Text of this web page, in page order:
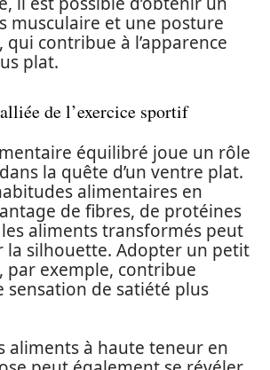
musculaire et une posture
qui contribue à l’apparence
plat.
de l’exercice sportif
équilibré joue un rôle
la quête d’un ventre plat.
alimentaires en
de fibres, de protéines
aliments transformés peut
la silhouette. Adopter un petit
par exemple, contribue
sensation de satiété plus
aliments à haute teneur en